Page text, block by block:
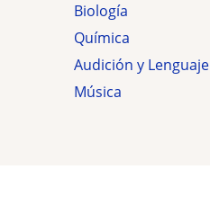
Biología
Química
Audición y Lenguaje
Música